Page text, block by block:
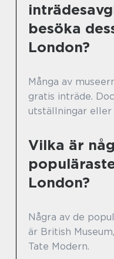
besöka
London?
Många av
gratis inträde.
utställningar eller
Vilka är
London?
Några av de
är British
Tate Modern.